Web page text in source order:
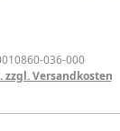
036-000
zzgl. Versandkosten